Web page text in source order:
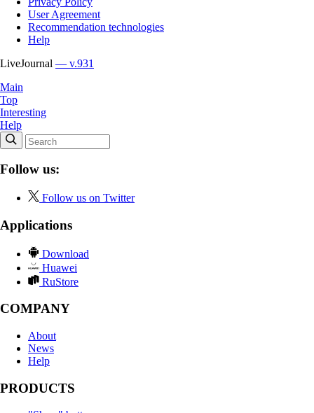
User Agreement
Recommendation technologies
Help
LiveJournal — v.931
Main
Top
Interesting
Help
Follow us:
Follow us on Twitter
Applications
Download
Huawei
RuStore
COMPANY
About
News
Help
PRODUCTS